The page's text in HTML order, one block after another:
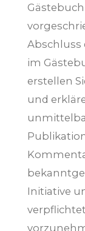
Abschluss
im
erstellen
und
Initiative